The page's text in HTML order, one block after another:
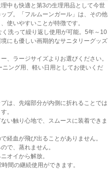
中も快適と第3の生理用品として今世
プ。「フルムーンガール」は、その他
使いやすいことが特徴です。
洗って繰り返し使用が可能。5年～10
にも優しい画期的なサニタリーグッズ
、ラージサイズよりお選びください。
ング用、軽い日用としてお使いくだ
は、先端部分が内側に折れることでは
。
い触り心地で、スムースに装着できま
経血が飛び出ることがありません。
で、蒸れません。
オイから解放。
間の継続使用ができます。